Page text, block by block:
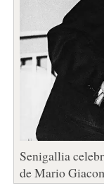
Senigallia
de Mario